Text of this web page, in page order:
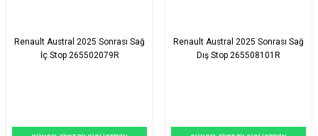
Renault Austral 2025 Sonrası Sağ
İç Stop 265502079R
Renault Austral 2025 Sonrası Sağ
Dış Stop 265508101R